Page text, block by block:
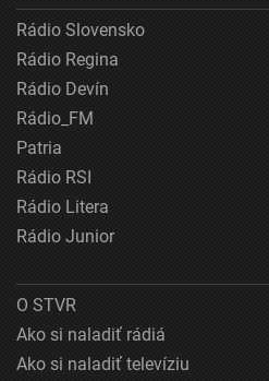
Rádio Slovensko
Rádio Regina
Rádio Devín
Rádio_FM
Patria
Rádio RSI
Rádio Litera
Rádio Junior
O STVR
Ako si naladiť rádiá
Ako si naladiť televíziu